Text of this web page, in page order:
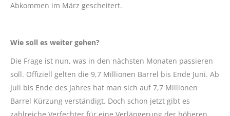
Abkommen im März gescheitert.
Wie soll es weiter gehen?
Die Frage ist nun, was in den nächsten Monaten passieren
soll. Offiziell gelten die 9,7 Millionen Barrel bis Ende Juni. Ab
Juli bis Ende des Jahres hat man sich auf 7,7 Millionen
Barrel Kürzung verständigt. Doch schon jetzt gibt es